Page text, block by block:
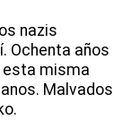
nazis
Ochenta años
esta misma
Malvados